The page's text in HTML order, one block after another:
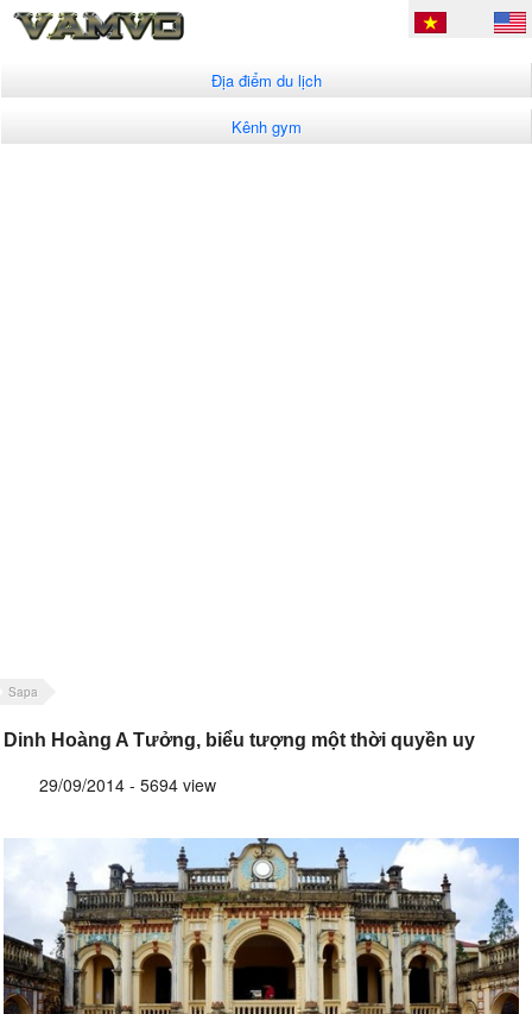
Địa điểm du lịch
Kênh gym
Sapa
Dinh Hoàng A Tưởng, biểu tượng một thời quyền uy
29/09/2014 - 5694 view